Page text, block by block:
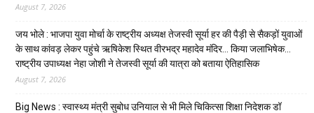
August 7, 2026
जय भोले : भाजपा युवा मोर्चा के राष्ट्रीय अध्यक्ष तेजस्वी सूर्या हर की पैड़ी से सैकड़ों युवाओं
के साथ कांवड़ लेकर पहुंचे ऋषिकेश स्थित वीरभद्र महादेव मंदिर… किया जलाभिषेक…
राष्ट्रीय उपाध्यक्ष नेहा जोशी ने तेजस्वी सूर्या की यात्रा को बताया ऐतिहासिक
August 7, 2026
Big News : स्वास्थ्य मंत्री सुबोध उनियाल से भी मिले चिकित्सा शिक्षा निदेशक डॉ